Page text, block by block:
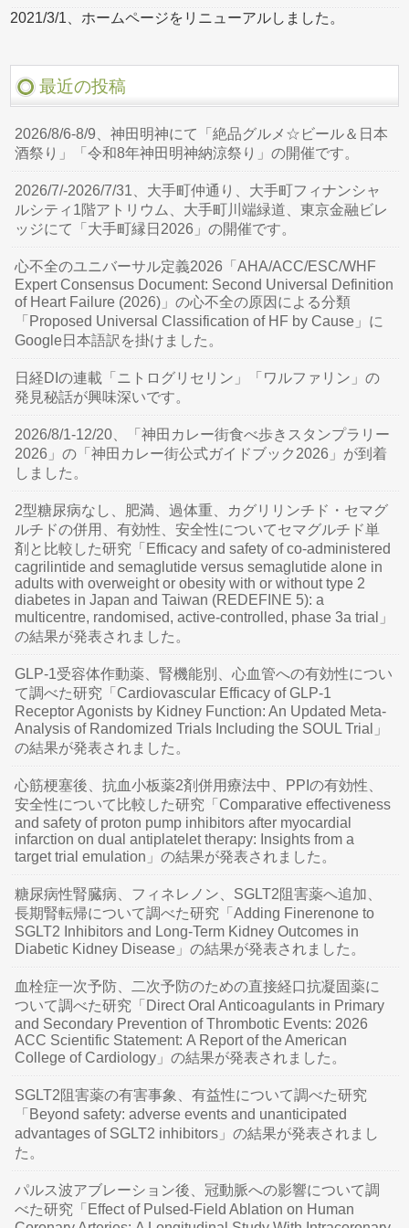
2021/3/1、ホームページをリニューアルしました。
最近の投稿
2026/8/6-8/9、神田明神にて「絶品グルメ☆ビール＆日本
酒祭り」「令和8年神田明神納涼祭り」の開催です。
2026/7/-2026/7/31、大手町仲通り、大手町フィナンシャ
ルシティ1階アトリウム、大手町川端緑道、東京金融ビレ
ッジにて「大手町縁日2026」の開催です。
心不全のユニバーサル定義2026「AHA/ACC/ESC/WHF
Expert Consensus Document: Second Universal Definition
of Heart Failure (2026)」の心不全の原因による分類
「Proposed Universal Classification of HF by Cause」に
Google日本語訳を掛けました。
日経DIの連載「ニトログリセリン」「ワルファリン」の
発見秘話が興味深いです。
2026/8/1-12/20、「神田カレー街食べ歩きスタンプラリー
2026」の「神田カレー街公式ガイドブック2026」が到着
しました。
2型糖尿病なし、肥満、過体重、カグリリンチド・セマグ
ルチドの併用、有効性、安全性についてセマグルチド単
剤と比較した研究「Efficacy and safety of co-administered
cagrilintide and semaglutide versus semaglutide alone in
adults with overweight or obesity with or without type 2
diabetes in Japan and Taiwan (REDEFINE 5): a
multicentre, randomised, active-controlled, phase 3a trial」
の結果が発表されました。
GLP-1受容体作動薬、腎機能別、心血管への有効性につい
て調べた研究「Cardiovascular Efficacy of GLP-1
Receptor Agonists by Kidney Function: An Updated Meta-
Analysis of Randomized Trials Including the SOUL Trial」
の結果が発表されました。
心筋梗塞後、抗血小板薬2剤併用療法中、PPIの有効性、
安全性について比較した研究「Comparative effectiveness
and safety of proton pump inhibitors after myocardial
infarction on dual antiplatelet therapy: Insights from a
target trial emulation」の結果が発表されました。
糖尿病性腎臓病、フィネレノン、SGLT2阻害薬へ追加、
長期腎転帰について調べた研究「Adding Finerenone to
SGLT2 Inhibitors and Long-Term Kidney Outcomes in
Diabetic Kidney Disease」の結果が発表されました。
血栓症一次予防、二次予防のための直接経口抗凝固薬に
ついて調べた研究「Direct Oral Anticoagulants in Primary
and Secondary Prevention of Thrombotic Events: 2026
ACC Scientific Statement: A Report of the American
College of Cardiology」の結果が発表されました。
SGLT2阻害薬の有害事象、有益性について調べた研究
「Beyond safety: adverse events and unanticipated
advantages of SGLT2 inhibitors」の結果が発表されまし
た。
パルス波アブレーション後、冠動脈への影響について調
べた研究「Effect of Pulsed-Field Ablation on Human